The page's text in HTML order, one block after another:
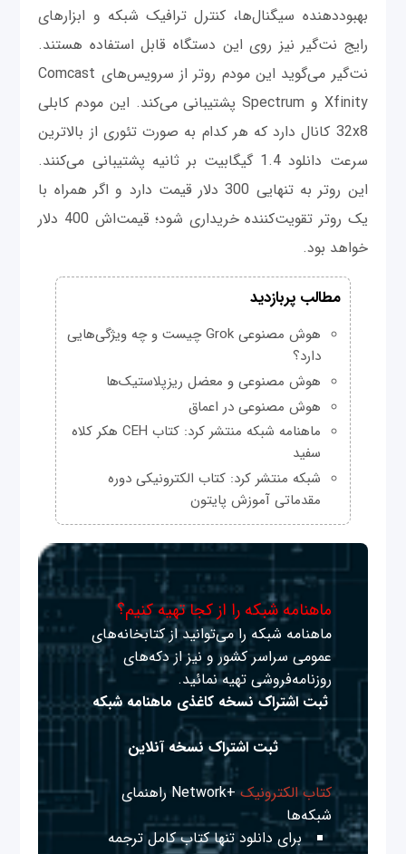
بهبوددهنده سیگنال‌ها، کنترل ترافیک شبکه و ابزارهای
رایج نت‌گیر نیز روی این دستگاه قابل استفاده هستند.
نت‌گیر می‌گوید این مودم روتر از سرویس‌های Comcast
Xfinity و Spectrum پشتیبانی می‌کند. این مودم کابلی
32x8 کانال دارد که هر کدام به صورت تئوری از بالاترین
سرعت دانلود 1.4 گیگابیت بر ثانیه پشتیبانی می‌کنند.
این روتر به تنهایی 300 دلار قیمت دارد و اگر همراه با
یک روتر تقویت‌کننده خریداری شود؛ قیمت‌اش 400 دلار
خواهد بود.
مطالب پربازدید
هوش مصنوعی Grok چیست و چه ویژگی‌هایی
دارد؟
هوش مصنوعی و معضل ریزپلاستیک‌ها
هوش مصنوعی در اعماق
ماهنامه شبکه منتشر کرد: کتاب CEH هکر کلاه
سفید
شبکه منتشر کرد: کتاب الکترونیکی دوره
مقدماتی آموزش پایتون
ماهنامه شبکه را از کجا تهیه کنیم؟
ماهنامه شبکه را می‌توانید از کتابخانه‌های
عمومی سراسر کشور و نیز از دکه‌های
روزنامه‌فروشی تهیه نمائید.
ثبت اشتراک نسخه کاغذی ماهنامه شبکه
ثبت اشتراک نسخه آنلاین
کتاب الکترونیک
+Network راهنمای
شبکه‌ها
برای دانلود تنها کتاب کامل ترجمه